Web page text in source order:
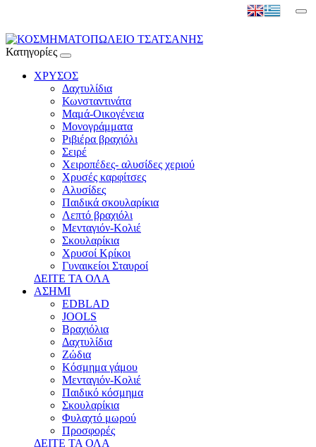
Κατηγορίες
ΧΡΥΣΟΣ
Δαχτυλίδια
Κωνσταντινάτα
Μαμά-Οικογένεια
Μονογράμματα
Ριβιέρα βραχιόλι
Σειρέ
Χειροπέδες- αλυσίδες χεριού
Χρυσές καρφίτσες
Αλυσίδες
Παιδικά σκουλαρίκια
Λεπτό βραχιόλι
Μενταγιόν-Κολιέ
Σκουλαρίκια
Χρυσοί Κρίκοι
Γυναικείοι Σταυροί
ΔΕΙΤΕ ΤΑ ΟΛΑ
ΑΣΗΜΙ
EDBLAD
JOOLS
Βραχιόλια
Δαχτυλίδια
Ζώδια
Κόσμημα γάμου
Μενταγιόν-Κολιέ
Παιδικό κόσμημα
Σκουλαρίκια
Φυλαχτό μωρού
Προσφορές
ΔΕΙΤΕ ΤΑ ΟΛΑ